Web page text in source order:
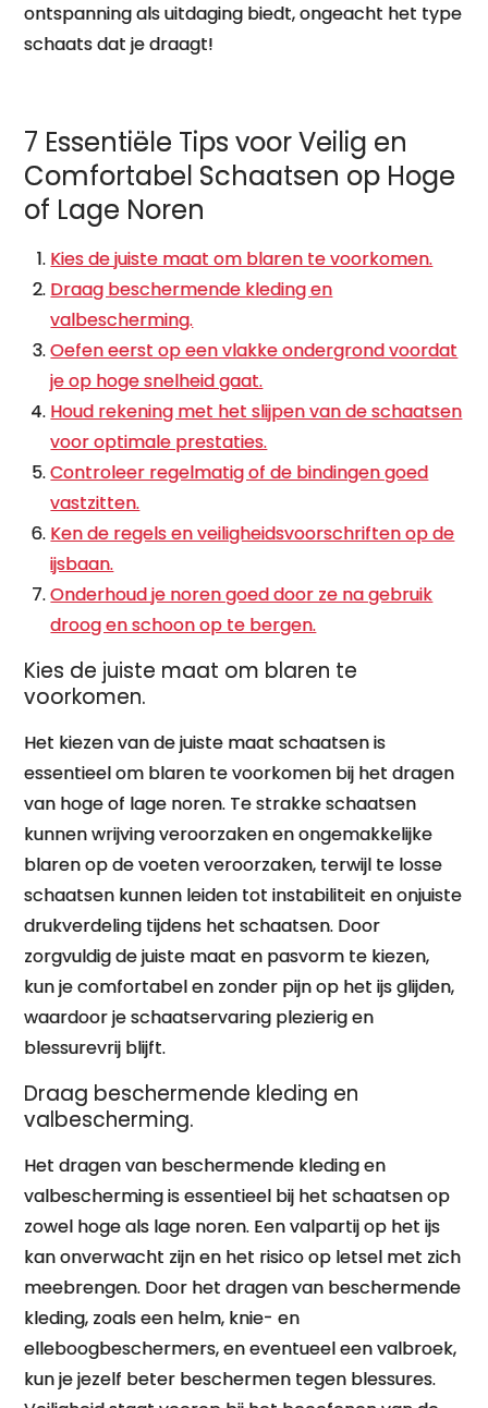
ontspanning als uitdaging biedt, ongeacht het type
schaats dat je draagt!
7 Essentiële Tips voor Veilig en
Comfortabel Schaatsen op Hoge
of Lage Noren
Kies de juiste maat om blaren te voorkomen.
Draag beschermende kleding en
valbescherming.
Oefen eerst op een vlakke ondergrond voordat
je op hoge snelheid gaat.
Houd rekening met het slijpen van de schaatsen
voor optimale prestaties.
Controleer regelmatig of de bindingen goed
vastzitten.
Ken de regels en veiligheidsvoorschriften op de
ijsbaan.
Onderhoud je noren goed door ze na gebruik
droog en schoon op te bergen.
Kies de juiste maat om blaren te
voorkomen.
Het kiezen van de juiste maat schaatsen is
essentieel om blaren te voorkomen bij het dragen
van hoge of lage noren. Te strakke schaatsen
kunnen wrijving veroorzaken en ongemakkelijke
blaren op de voeten veroorzaken, terwijl te losse
schaatsen kunnen leiden tot instabiliteit en onjuiste
drukverdeling tijdens het schaatsen. Door
zorgvuldig de juiste maat en pasvorm te kiezen,
kun je comfortabel en zonder pijn op het ijs glijden,
waardoor je schaatservaring plezierig en
blessurevrij blijft.
Draag beschermende kleding en
valbescherming.
Het dragen van beschermende kleding en
valbescherming is essentieel bij het schaatsen op
zowel hoge als lage noren. Een valpartij op het ijs
kan onverwacht zijn en het risico op letsel met zich
meebrengen. Door het dragen van beschermende
kleding, zoals een helm, knie- en
elleboogbeschermers, en eventueel een valbroek,
kun je jezelf beter beschermen tegen blessures.